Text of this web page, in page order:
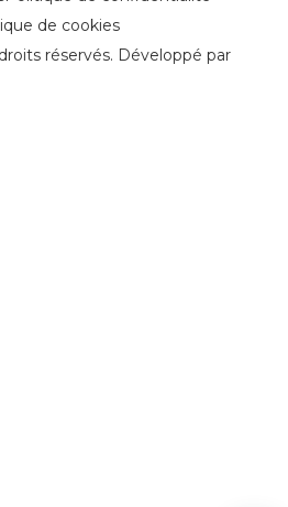
de cookies
réservés. Développé par